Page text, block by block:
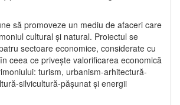
să promoveze un mediu de afaceri care
cultural și natural. Proiectul se
sectoare economice, considerate cu
ceea ce privește valorificarea economică
turism, urbanism-arhitectură-
silvicultură-pășunat și energii